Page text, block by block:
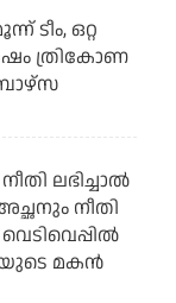
ടീം, ഒറ്റ
ത്രികോണ
ലഭിച്ചാല്‍
നീതി
മകന്‍